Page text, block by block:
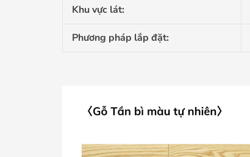
Khu vực lát:
Phương pháp lắp đặt: